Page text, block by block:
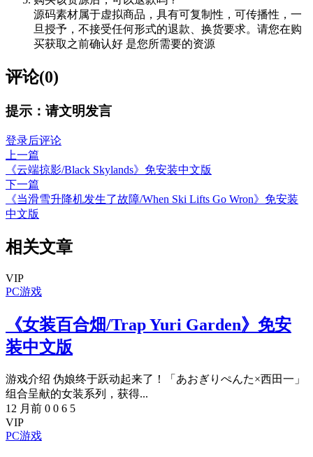
源码素材属于虚拟商品，具有可复制性，可传播性，一
旦授予，不接受任何形式的退款、换货要求。请您在购
买获取之前确认好 是您所需要的资源
评论(0)
提示：请文明发言
登录后评论
上一篇
《云端掠影/Black Skylands》免安装中文版
下一篇
《当滑雪升降机发生了故障/When Ski Lifts Go Wron》免安装
中文版
相关文章
VIP
PC游戏
《女装百合畑/Trap Yuri Garden》免安
装中文版
游戏介绍 伪娘终于跃动起来了！「あおぎりぺんた×西田一」
组合呈献的女装系列，获得...
12 月前 0 0 6 5
VIP
PC游戏